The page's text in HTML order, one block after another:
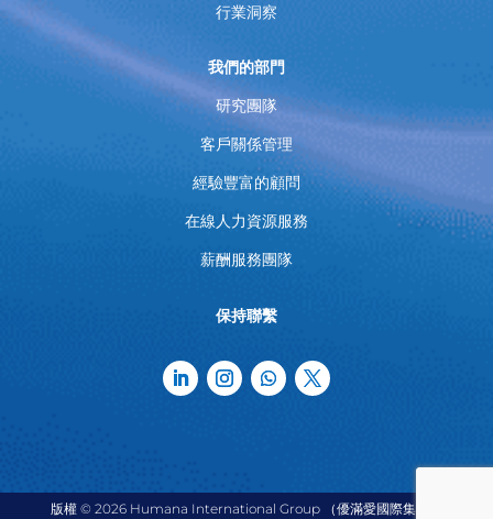
行業洞察
我們的部門
研究團隊
客戶關係管理
經驗豐富的顧問
在線人力資源服務
薪酬服務團隊
保持聯繫
版權 © 2026 Humana International Group （優滿愛國際集團）